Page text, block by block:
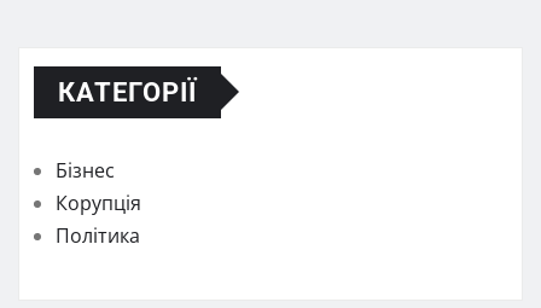
КАТЕГОРІЇ
Бізнес
Корупція
Політика